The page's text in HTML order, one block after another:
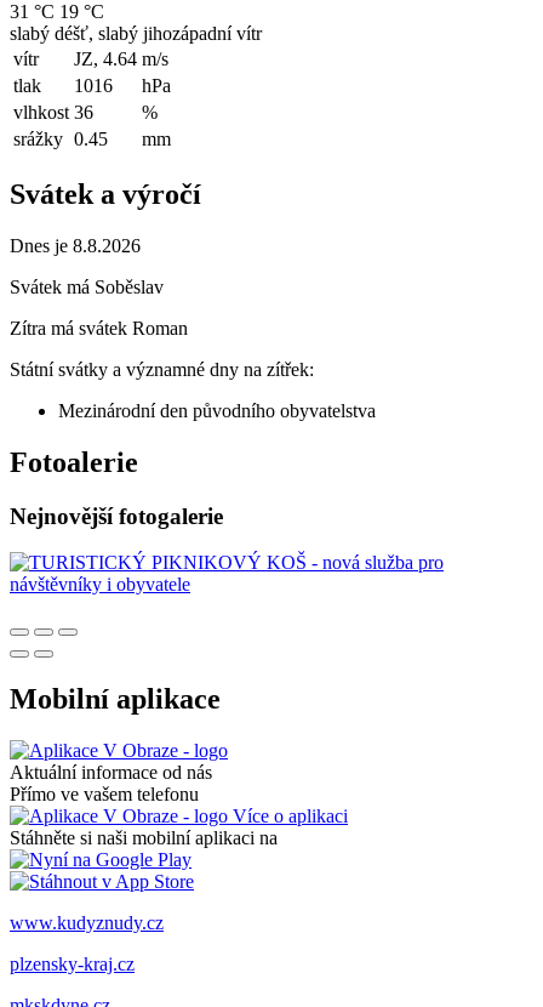
31 °C 19 °C
slabý déšť, slabý jihozápadní vítr
vítr
JZ, 4.64 m/s
tlak
1016
hPa
vlhkost 36
%
srážky 0.45 mm
Svátek a výročí
Dnes je 8.8.2026
Svátek má Soběslav
Zítra má svátek Roman
Státní svátky a významné dny na zítřek:
Mezinárodní den původního obyvatelstva
Fotoalerie
Nejnovější fotogalerie
Mobilní aplikace
Aktuální informace od nás
Přímo ve vašem telefonu
Více o aplikaci
Stáhněte si naši mobilní aplikaci na
www.kudyznudy.cz
plzensky-kraj.cz